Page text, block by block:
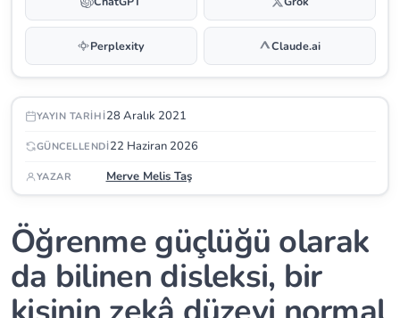
Perplexity Claude.ai
YAYIN TARIHI28 Aralık 2021
GÜNCELLENDI22 Haziran 2026
YAZAR Merve Melis Taş
Öğrenme güçlüğü olarak
da bilinen disleksi, bir